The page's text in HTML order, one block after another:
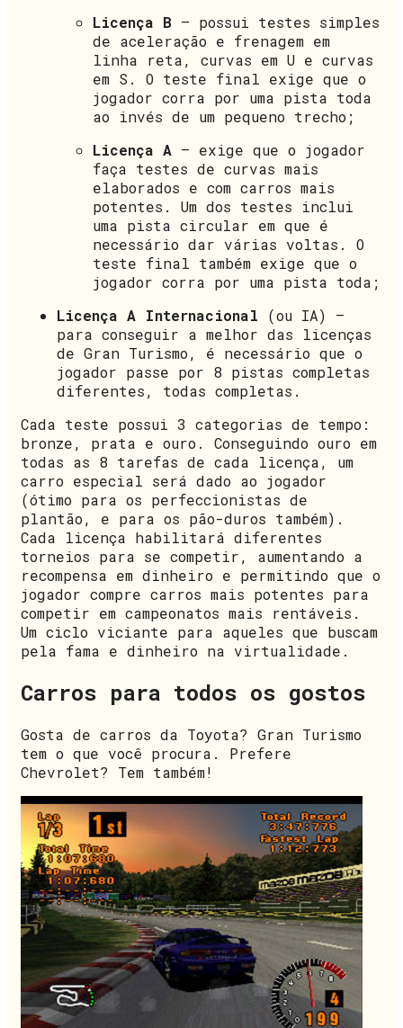
Licença B – possui testes simples
de aceleração e frenagem em
linha reta, curvas em U e curvas
em S. O teste final exige que o
jogador corra por uma pista toda
ao invés de um pequeno trecho;
Licença A – exige que o jogador
faça testes de curvas mais
elaborados e com carros mais
potentes. Um dos testes inclui
uma pista circular em que é
necessário dar várias voltas. O
teste final também exige que o
jogador corra por uma pista toda;
Licença A Internacional (ou IA) –
para conseguir a melhor das licenças
de Gran Turismo, é necessário que o
jogador passe por 8 pistas completas
diferentes, todas completas.
Cada teste possui 3 categorias de tempo:
bronze, prata e ouro. Conseguindo ouro em
todas as 8 tarefas de cada licença, um
carro especial será dado ao jogador
(ótimo para os perfeccionistas de
plantão, e para os pão-duros também).
Cada licença habilitará diferentes
torneios para se competir, aumentando a
recompensa em dinheiro e permitindo que o
jogador compre carros mais potentes para
competir em campeonatos mais rentáveis.
Um ciclo viciante para aqueles que buscam
pela fama e dinheiro na virtualidade.
Carros para todos os gostos
Gosta de carros da Toyota? Gran Turismo
tem o que você procura. Prefere
Chevrolet? Tem também!